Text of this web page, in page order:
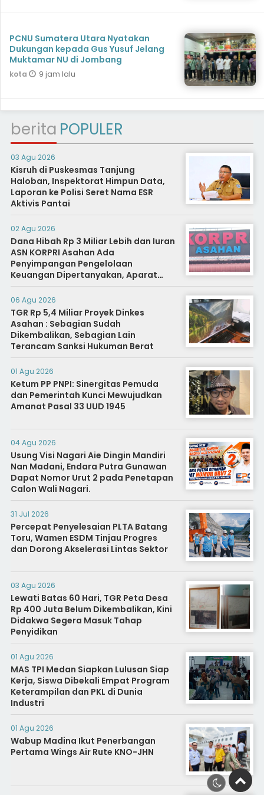
PCNU Sumatera Utara Nyatakan
Dukungan kepada Gus Yusuf Jelang
Muktamar NU di Jombang
kota 9 jam lalu
berita POPULER
03 Agu 2026
Kisruh di Puskesmas Tanjung
Haloban, Inspektorat Himpun Data,
Laporan ke Polisi Seret Nama ESR
Aktivis Pantai
02 Agu 2026
Dana Hibah Rp 3 Miliar Lebih dan Iuran
ASN KORPRI Asahan Ada
Penyimpangan Pengelolaan
Keuangan Dipertanyakan, Aparat
Diminta Segera Usut
06 Agu 2026
TGR Rp 5,4 Miliar Proyek Dinkes
Asahan : Sebagian Sudah
Dikembalikan, Sebagian Lain
Terancam Sanksi Hukuman Berat
01 Agu 2026
Ketum PP PNPI: Sinergitas Pemuda
dan Pemerintah Kunci Mewujudkan
Amanat Pasal 33 UUD 1945
04 Agu 2026
Usung Visi Nagari Aie Dingin Mandiri
Nan Madani, Endara Putra Gunawan
Dapat Nomor Urut 2 pada Penetapan
Calon Wali Nagari.
31 Jul 2026
Percepat Penyelesaian PLTA Batang
Toru, Wamen ESDM Tinjau Progres
dan Dorong Akselerasi Lintas Sektor
03 Agu 2026
Lewati Batas 60 Hari, TGR Peta Desa
Rp 400 Juta Belum Dikembalikan, Kini
Didakwa Segera Masuk Tahap
Penyidikan
01 Agu 2026
MAS TPI Medan Siapkan Lulusan Siap
Kerja, Siswa Dibekali Empat Program
Keterampilan dan PKL di Dunia
Industri
01 Agu 2026
Wabup Madina Ikut Penerbangan
Pertama Wings Air Rute KNO-JHN